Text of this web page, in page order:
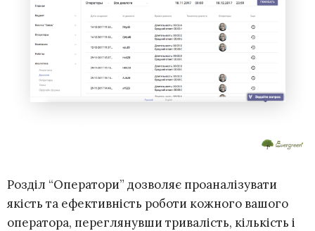
Розділ “Оператори” дозволяє проаналізувати
якість та ефективність роботи кожного вашого
оператора, переглянувши тривалість, кількість і